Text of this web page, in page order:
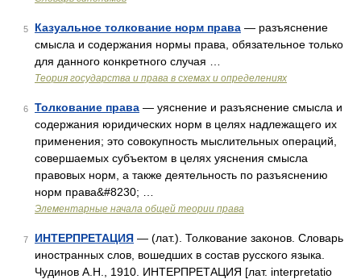
5 Казуальное толкование норм права — разъяснение
смысла и содержания нормы права, обязательное только
для данного конкретного случая …
Теория государства и права в схемах и определениях
6 Толкование права — уяснение и разъяснение смысла и
содержания юридических норм в целях надлежащего их
применения; это совокупность мыслительных операций,
совершаемых субъектом в целях уяснения смысла
правовых норм, а также деятельность по разъяснению
норм права&#8230; …
Элементарные начала общей теории права
7 ИНТЕРПРЕТАЦИЯ — (лат.). Толкование законов. Словарь
иностранных слов, вошедших в состав русского языка.
Чудинов А.Н., 1910. ИНТЕРПРЕТАЦИЯ [лат. interpretatio